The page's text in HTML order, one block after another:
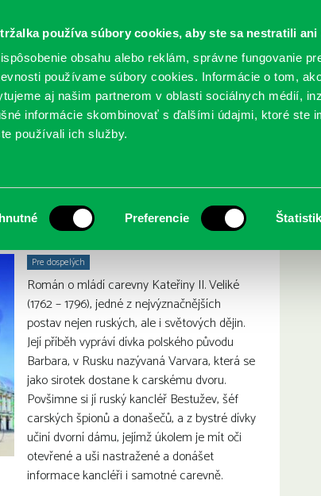
používa súbory cookies, aby ste sa nestratili ani
obsahu alebo reklám, správne fungovanie
používame súbory cookies. Informácie o tom,
aj našim partnerom v oblasti sociálnych médií,
informácie skombinovať s ďalšími údajmi, ktoré ste
používali ich služby.
Preferencie
ONLINE KATALÓGY SLUŽBY PODUJATIA
Zimní palác
Pre dospelých
Román o mládí carevny Kateřiny II. Veliké
(1762 – 1796), jedné z nejvýznačnějších
postav nejen ruských, ale i světových dějin.
Její příběh vypráví dívka polského původu
Barbara, v Rusku nazývaná Varvara, která se
jako sirotek dostane k carskému dvoru.
Povšimne si jí ruský kancléř Bestužev, šéf
carských špionů a donašečů, a z bystré dívky
učiní dvorní dámu, jejímž úkolem je mít oči
otevřené a uši nastražené a donášet
informace kancléři i samotné carevně.